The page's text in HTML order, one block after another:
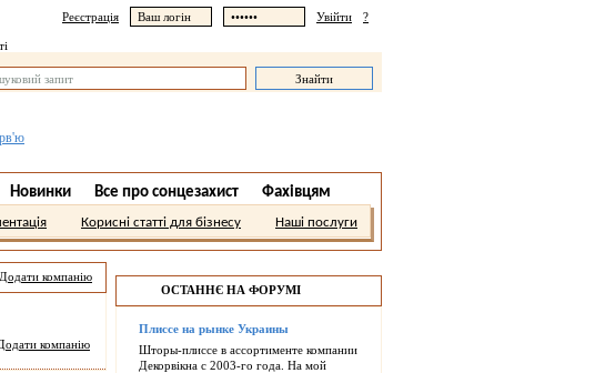
Реєстрація Увійти ?
Новинки Все про сонцезахист Фахівцям
Корисні статті для бізнесу Наші послуги
Додати компанію
компанію
ОСТАННЄ НА ФОРУМІ
Плиссе на рынке Украины
Шторы-плиссе в ассортименте компании
Декорвікна с 2003-го года. На мой